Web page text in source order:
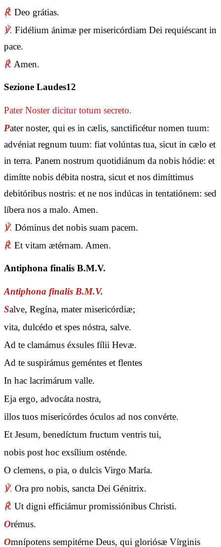
℟. Deo grátias.
℣. Fidélium ánimæ per misericórdiam Dei requiéscant in
pace.
℟. Amen.
Sezione Laudes12
Pater Nosterdicitur totum secreto.
Pater noster, qui es in cælis, sanctificétur nomen tuum:
advéniat regnum tuum: fiat volúntas tua, sicut in cælo et
in terra. Panem nostrum quotidiánum da nobis hódie: et
dimítte nobis débita nostra, sicut et nos dimíttimus
debitóribus nostris: et ne nos indúcas in tentatiónem: sed
líbera nos a malo. Amen.
℣. Dóminus det nobis suam pacem.
℟. Et vitam ætérnam. Amen.
Antiphona finalis B.M.V.
Antiphona finalis B.M.V.
Salve, Regína, mater misericórdiæ;
vita, dulcédo et spes nóstra, salve.
Ad te clamámus éxsules fílii Hevæ.
Ad te suspirámus geméntes et flentes
In hac lacrimárum valle.
Eja ergo, advocáta nostra,
illos tuos misericórdes óculos ad nos convérte.
Et Jesum, benedíctum fructum ventris tui,
nobis post hoc exsílium osténde.
O clemens, o pia, o dulcis Virgo María.
℣. Ora pro nobis, sancta Dei Génitrix.
℟. Ut digni efficiámur promissiónibus Christi.
Orémus.
Omnípotens sempitérne Deus, qui gloriósæ Vírginis